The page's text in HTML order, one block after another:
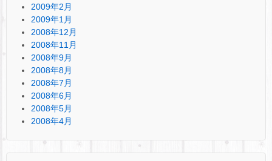
2009年2月
2009年1月
2008年12月
2008年11月
2008年9月
2008年8月
2008年7月
2008年6月
2008年5月
2008年4月